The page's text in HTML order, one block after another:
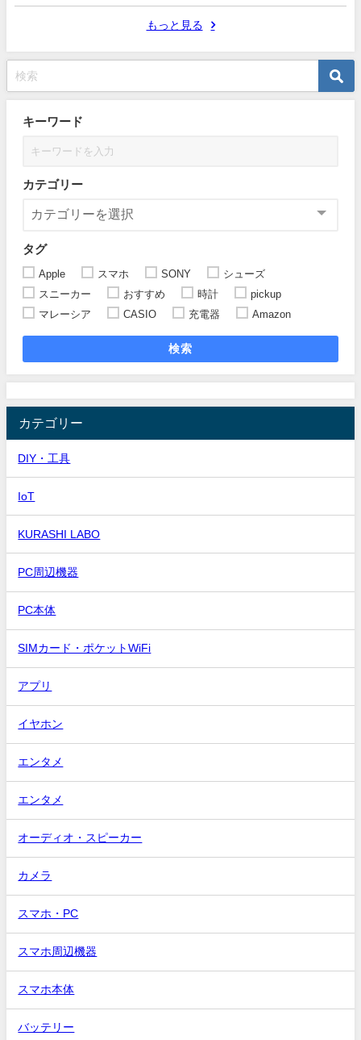
もっと見る
キーワード
カテゴリー
タグ
Apple スマホ SONY
シューズ
スニーカー
おすすめ 時計
pickup
マレーシア
CASIO 充電器 Amazon
検索
カテゴリー
DIY・工具
IoT
KURASHI LABO
PC周辺機器
PC本体
SIMカード・ポケットWiFi
アプリ
イヤホン
エンタメ
エンタメ
オーディオ・スピーカー
カメラ
スマホ・PC
スマホ周辺機器
スマホ本体
バッテリー